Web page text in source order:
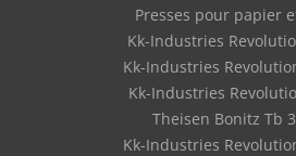
Presses pour papier
Kk-Industries
Kk-Industries
Kk-Industries
Theisen Bonitz Tb
Kk-Industries